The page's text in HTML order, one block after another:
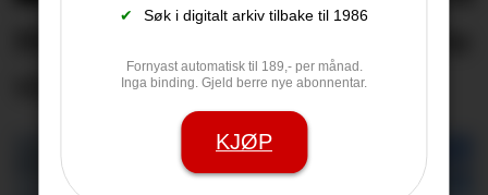
✔ Søk i digitalt arkiv tilbake til 1986
Fornyast automatisk til 189,- per månad.
Inga binding. Gjeld berre nye abonnentar.
KJØP
vinglete